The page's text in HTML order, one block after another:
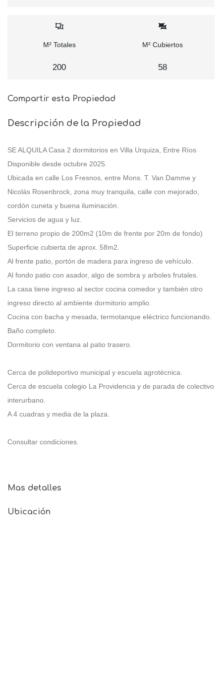
M² Totales
200
M² Cubiertos
58
Compartir esta Propiedad
Descripción de la Propiedad
SE ALQUILA Casa 2 dormitorios en Villa Urquiza, Entre Ríos
Disponible desde octubre 2025.
Ubicada en calle Los Fresnos, entre Mons. T. Van Damme y
Nicolás Rosenbrock, zona muy tranquila, calle con mejorado,
cordón cuneta y buena iluminación.
Servicios de agua y luz.
El terreno propio de 200m2 (10m de frente por 20m de fondo)
Superficie cubierta de aprox. 58m2.
Al frente patio, portón de madera para ingreso de vehículo.
Al fondo patio con asador, algo de sombra y arboles frutales.
La casa tiene ingreso al sector cocina comedor y también otro
ingreso directo al ambiente dormitorio amplio.
Cocina con bacha y mesada, termotanque eléctrico funcionando.
Baño completo.
Dormitorio con ventana al patio trasero.
Cerca de polideportivo municipal y escuela agrotécnica.
Cerca de escuela colegio La Providencia y de parada de colectivo
interurbano.
A 4 cuadras y media de la plaza.
Consultar condiciones.
Mas detalles
Ubicación